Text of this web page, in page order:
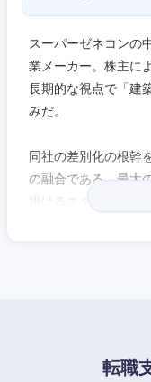
スーパーゼネコンの
業メーカー。株主に
長期的な視点で「建
みだ。
同社の差別化の根幹
の融合である。最大
掛けるスタイルにあ
この技術革新の中核
転職
近畿地方